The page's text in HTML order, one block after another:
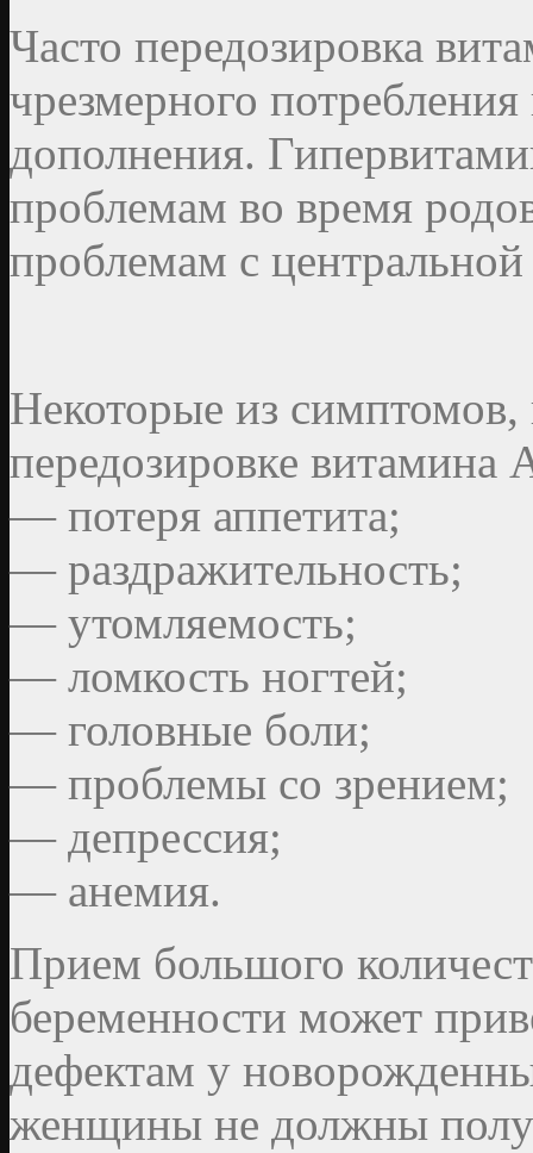
Часто передозировка
чрезмерного
дополнения.
проблемам во время
проблемам с
Некоторые из
передозировке витамина
— потеря аппетита;
— раздражительность;
— утомляемость;
— ломкость ногтей;
— головные боли;
— проблемы со зрением;
— депрессия;
— анемия.
Прием большого
беременности может
дефектам у
женщины не должны